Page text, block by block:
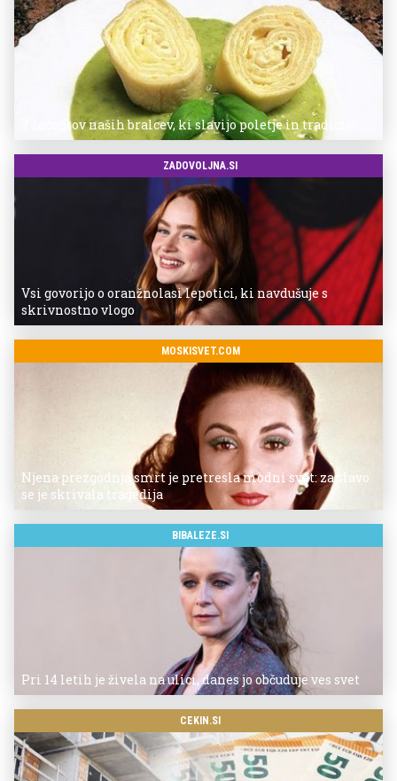
7 receptov naših bralcev, ki slavijo poletje in tradicijo
ZADOVOLJNA.SI
Vsi govorijo o oranžnolasi lepotici, ki navdušuje s
skrivnostno vlogo
MOSKISVET.COM
Njena prezgodnja smrt je pretresla modni svet: za slavo
se je skrivala tragedija
BIBALEZE.SI
Pri 14 letih je živela na ulici, danes jo občuduje ves svet
CEKIN.SI